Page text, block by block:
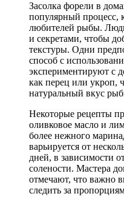
Засолка форели в
популярный процесс,
любителей рыбы.
и секретами, чтобы
текстуры. Одни
способ с
экспериментируют с
как перец или укроп,
натуральный вкус
Некоторые рецепты
оливковое масло и
более нежного
варьируется от
дней, в зависимости
солености. Мастера
отмечают, что важно
следить за